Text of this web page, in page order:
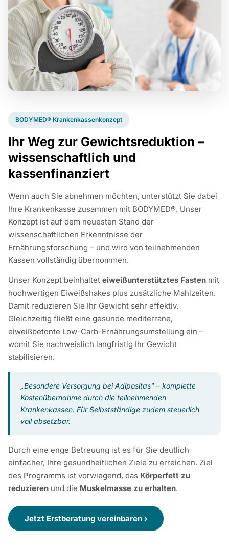
BODYMED® Krankenkassenkonzept
Ihr Weg zur Gewichtsreduktion –
wissenschaftlich und
kassenfinanziert
Wenn auch Sie abnehmen möchten, unterstützt Sie dabei
Ihre Krankenkasse zusammen mit BODYMED®. Unser
Konzept ist auf dem neuesten Stand der
wissenschaftlichen Erkenntnisse der
Ernährungsforschung – und wird von teilnehmenden
Kassen vollständig übernommen.
Unser Konzept beinhaltet eiweißunterstütztes Fasten mit
hochwertigen Eiweißshakes plus zusätzliche Mahlzeiten.
Damit reduzieren Sie Ihr Gewicht sehr effektiv.
Gleichzeitig fließt eine gesunde mediterrane,
eiweißbetonte Low-Carb-Ernährungsumstellung ein –
womit Sie nachweislich langfristig Ihr Gewicht
stabilisieren.
„Besondere Versorgung bei Adipositas" – komplette
Kostenübernahme durch die teilnehmenden
Krankenkassen. Für Selbstständige zudem steuerlich
voll absetzbar.
Durch eine enge Betreuung ist es für Sie deutlich
einfacher, Ihre gesundheitlichen Ziele zu erreichen. Ziel
des Programms ist vorwiegend, das Körperfett zu
reduzieren und die Muskelmasse zu erhalten.
Jetzt Erstberatung vereinbaren ›